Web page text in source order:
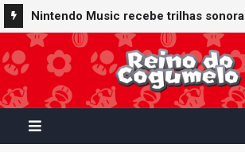
Nintendo Music recebe trilhas
Virtual Boy Wario Land, Mario Clash e
Tennis em adição histórica ao